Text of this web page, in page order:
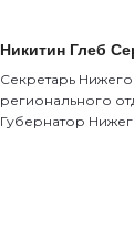
Никитин Глеб
Секретарь
регионального
Губернатор